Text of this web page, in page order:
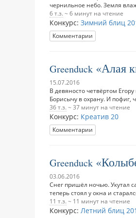
чернильное небо. Земля
6 т.з. ~ 6 минут на чтение
Конкурс: Зимний блиц
Комментарии
Greenduck Алая
15.07.2016
В девяносто четвёртом
Борисычу в охрану. И пофиг,
36 т.з. ~ 37 минут на чтение
Конкурс: Креатив 20
Комментарии
Greenduck
03.06.2016
Снег пришёл ночью. Укутал
теперь стоял у окна и
11 т.з. ~ 11 минут на чтение
Конкурс: Летний блиц